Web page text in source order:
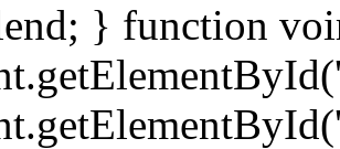
} function